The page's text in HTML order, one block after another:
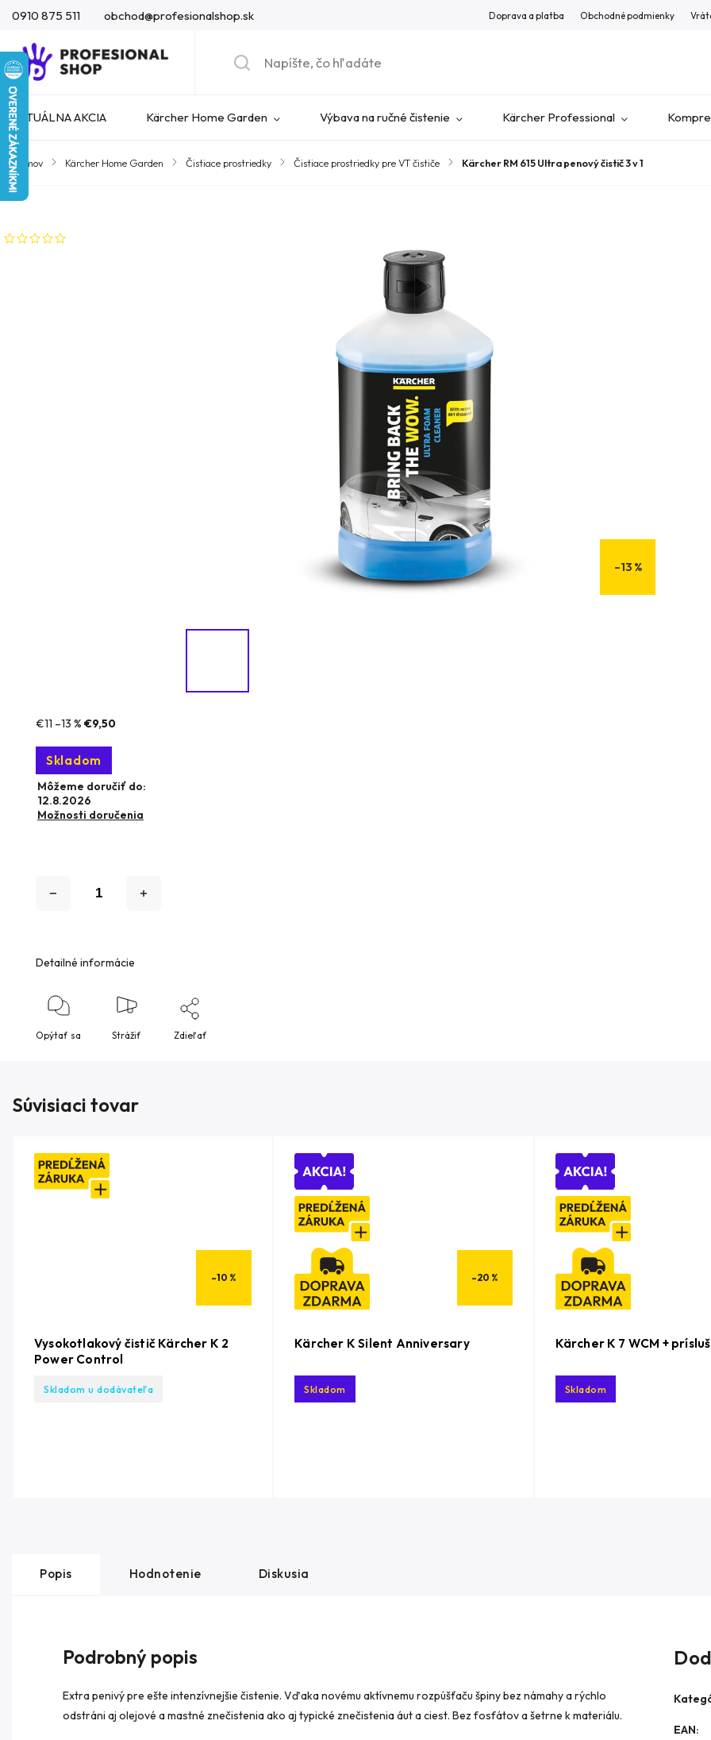
0910 875 511 obchod@profesionalshop.sk Doprava a platba Obchodné podmienky
AKTUÁLNA AKCIA Kärcher Home Garden Výbava na ručné čistenie Kärcher Professional
Domov / Kärcher Home Garden / Čistiace prostriedky / Čistiace prostriedky pre VT čističe / Kärcher RM 615 Ultra penový čistič 3 v 1
–13 %
€11 –13 %€9,50
Skladom
Môžeme doručiť do:
12.8.2026
Možnosti doručenia
Detailné informácie
Opýtať sa Strážiť Zdieľať
Súvisiaci tovar
–10 %
Vysokotlakový čistič Kärcher K 2
Power Control
Skladom u dodávateľa
–20 %
Kärcher K Silent Anniversary
Skladom
Kärcher K 7 WCM +
Skladom
Popis Hodnotenie Diskusia
Podrobný popis
Extra penivý pre ešte intenzívnejšie čistenie. Vďaka novému aktívnemu rozpúšťaču špiny bez námahy a rýchlo
odstráni aj olejové a mastné znečistenia ako aj typické znečistenia áut a ciest. Bez fosfátov a šetrne k materiálu.
EAN: